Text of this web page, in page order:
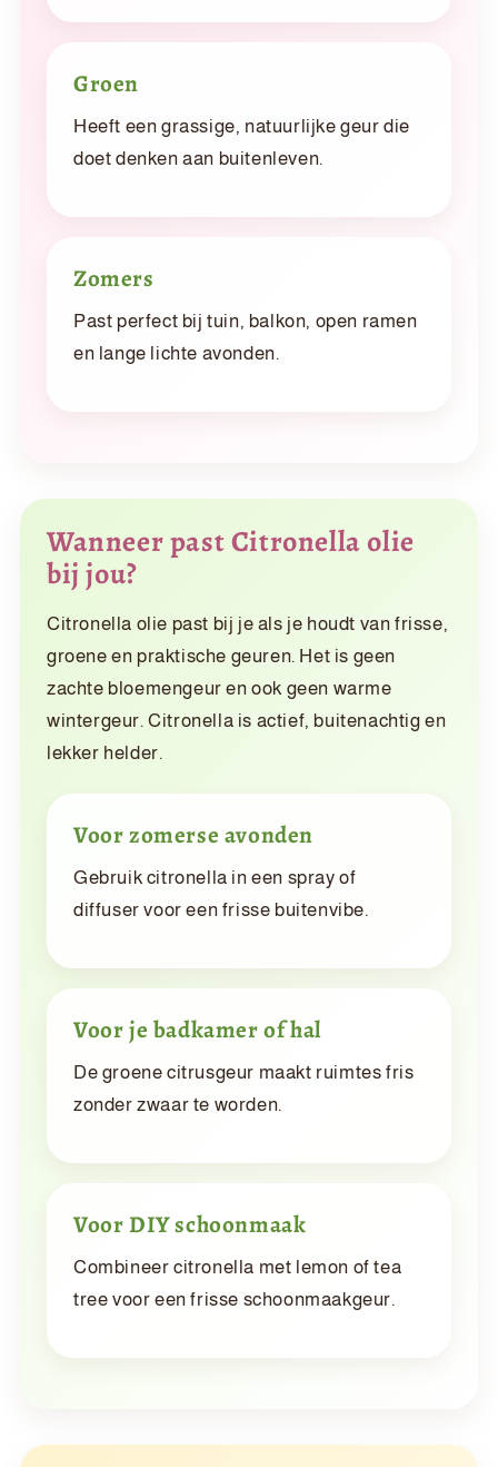
Groen
Heeft een grassige, natuurlijke geur die
doet denken aan buitenleven.
Zomers
Past perfect bij tuin, balkon, open ramen
en lange lichte avonden.
Wanneer past Citronella olie
bij jou?
Citronella olie past bij je als je houdt van frisse,
groene en praktische geuren. Het is geen
zachte bloemengeur en ook geen warme
wintergeur. Citronella is actief, buitenachtig en
lekker helder.
Voor zomerse avonden
Gebruik citronella in een spray of
diffuser voor een frisse buitenvibe.
Voor je badkamer of hal
De groene citrusgeur maakt ruimtes fris
zonder zwaar te worden.
Voor DIY schoonmaak
Combineer citronella met lemon of tea
tree voor een frisse schoonmaakgeur.